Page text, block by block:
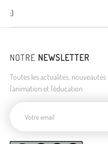
:)
NOTRE NEWSLETTER
Toutes les actualités,
l'animation et l'éducation